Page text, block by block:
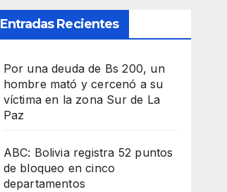
Entradas Recientes
Por una deuda de Bs 200, un
hombre mató y cercenó a su
víctima en la zona Sur de La
Paz
ABC: Bolivia registra 52 puntos
de bloqueo en cinco
departamentos